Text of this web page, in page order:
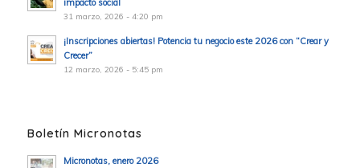
impacto social
31 marzo, 2026 - 4:20 pm
¡Inscripciones abiertas! Potencia tu negocio este 2026 con “Crear y
Crecer”
12 marzo, 2026 - 5:45 pm
Boletín Micronotas
Micronotas, enero 2026